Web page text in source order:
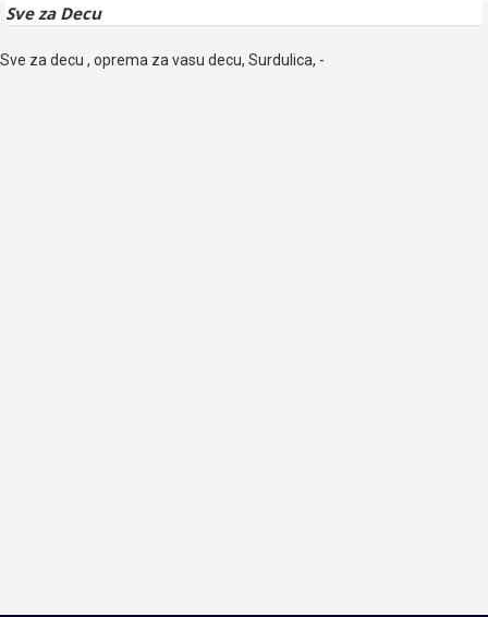
Sve za Decu
Sve za decu , oprema za vasu decu, Surdulica, -